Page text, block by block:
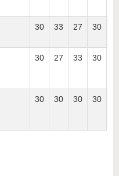
30 33 27 30
30 27 33 30
30 30 30 30